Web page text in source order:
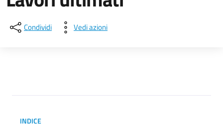
Condividi Vedi azioni
INDICE